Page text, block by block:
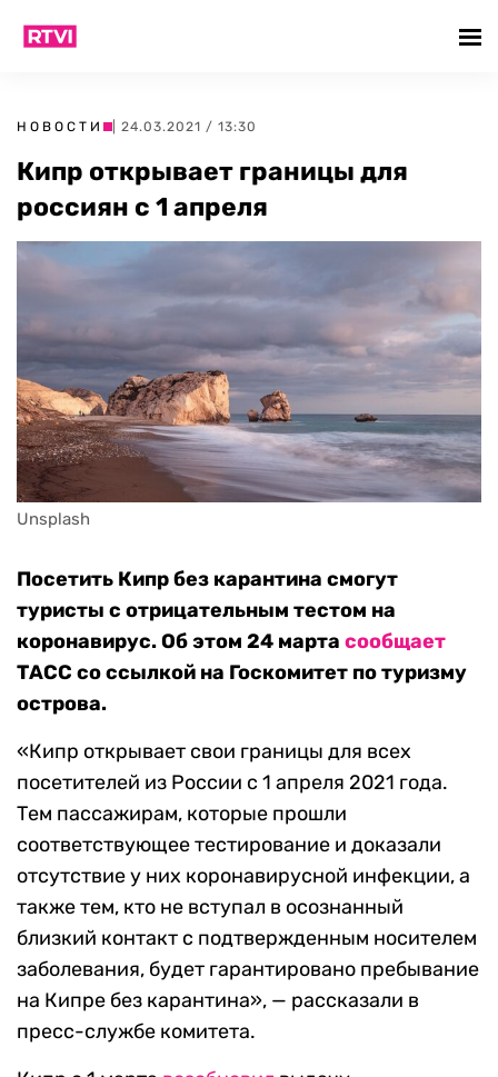
НОВОСТИ | 24.03.2021 / 13:30
Кипр открывает границы для
россиян с 1 апреля
Unsplash
Посетить Кипр без карантина смогут
туристы с отрицательным тестом на
коронавирус. Об этом 24 марта сообщает
ТАСС со ссылкой на Госкомитет по туризму
острова.
«Кипр открывает свои границы для всех
посетителей из России с 1 апреля 2021 года.
Тем пассажирам, которые прошли
соответствующее тестирование и доказали
отсутствие у них коронавирусной инфекции, а
также тем, кто не вступал в осознанный
близкий контакт с подтвержденным носителем
заболевания, будет гарантировано пребывание
на Кипре без карантина», — рассказали в
пресс-службе комитета.